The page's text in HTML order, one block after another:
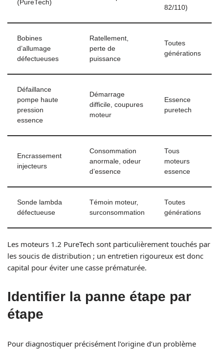
(PureTech)
82/110)
Bobines
d’allumage
défectueuses
Ratellement,
perte de
puissance
Toutes
générations
Défaillance
pompe haute
pression
essence
Démarrage
difficile, coupures
moteur
Essence
puretech
Encrassement
injecteurs
Consommation
anormale, odeur
d’essence
Tous
moteurs
essence
Sonde lambda
défectueuse
Témoin moteur,
surconsommation
Toutes
générations
Les moteurs 1.2 PureTech sont particulièrement touchés par
les soucis de distribution ; un entretien rigoureux est donc
capital pour éviter une casse prématurée.
Identifier la panne étape par
étape
Pour diagnostiquer précisément l’origine d’un problème